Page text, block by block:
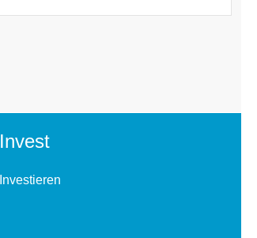
Invest
Investieren